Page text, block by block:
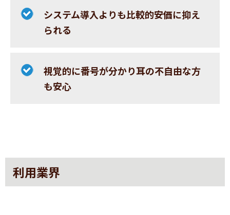
システム導入よりも比較的安価に抑え
られる
視覚的に番号が分かり耳の不自由な方
も安心
利用業界